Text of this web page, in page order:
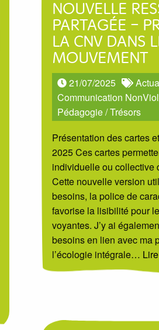
NOUVELLE
PARTAGÉE –
LA CNV DANS
MOUVEMENT
21/07/2025
Communication
Pédagogie/Trésors
Présentation des cartes
2025 Ces cartes
individuelle ou collective
Cette nouvelle version
besoins, la police de
favorise la lisibilité pour
voyantes. J’y ai
besoins en lien avec ma
l’écologie intégrale… Lire